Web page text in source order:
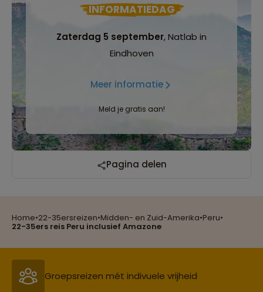
Home•22-35ersreizen•Midden- en Zuid-Amerika•Peru•
22-35ers reis Peru inclusief Amazone
INFORMATIEDAG
Zaterdag 5 september, Natlab in
Eindhoven
Meer informatie
Meld je gratis aan!
Pagina delen
Reizen met oog voor mens, cultuur en milieu
Groepsreizen mét indivuele vrijheid
Persoonlijk en deskundig reisadvies